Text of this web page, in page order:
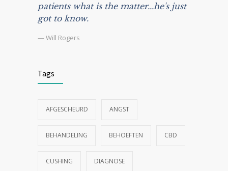
patients what is the matter...he's just
got to know.
— Will Rogers
Tags
AFGESCHEURD ANGST
BEHANDELING BEHOEFTEN CBD
CUSHING DIAGNOSE